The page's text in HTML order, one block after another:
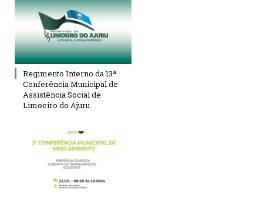
Regimento Interno da 13ª
Conferência Municipal de
Assistência Social de
Limoeiro do Ajuru